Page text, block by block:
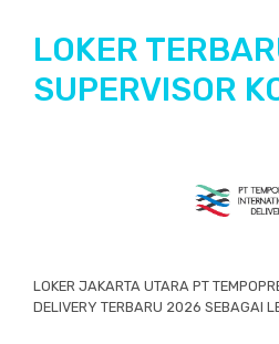
LOKER
SUPERVISOR
LOKER JAKARTA UTARA PT
DELIVERY TERBARU 2026 SEBAGAI